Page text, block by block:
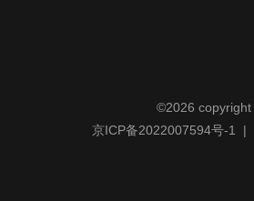
©2026 copyright
京ICP备2022007594号-1
|